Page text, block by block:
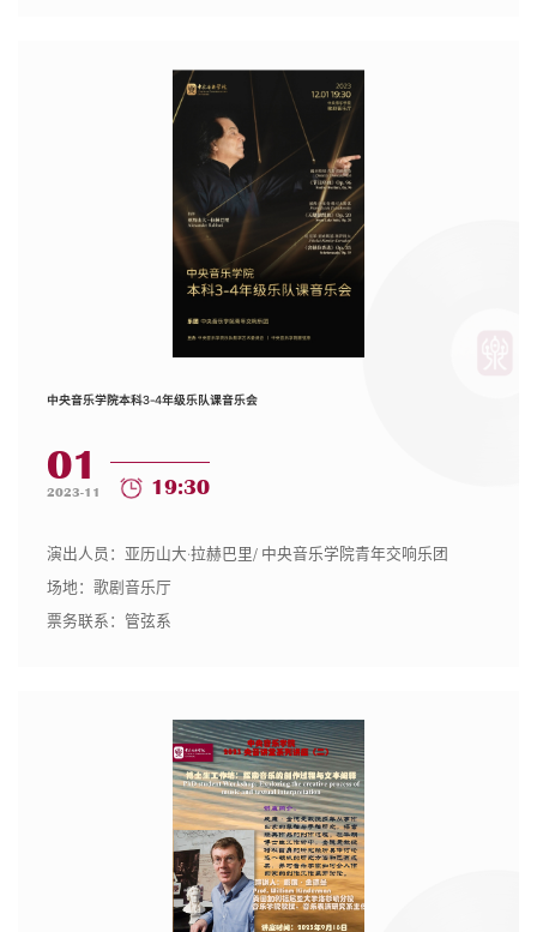
中央音乐学院本科3-4年级乐队课音乐会
01
2023-11 19:30
演出人员：亚历山大·拉赫巴里/ 中央音乐学院青年交响乐团
场地：歌剧音乐厅
票务联系：管弦系